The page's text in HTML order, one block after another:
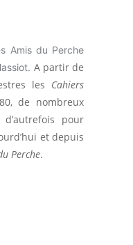
Amis du Perche
A partir de
les Cahiers
de nombreux
pour
et depuis
Perche.